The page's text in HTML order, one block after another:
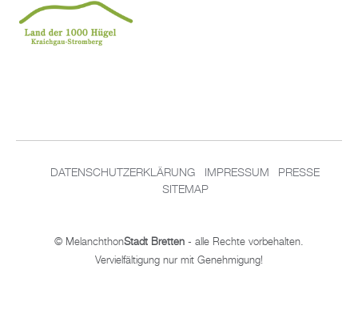
DATENSCHUTZERKLÄRUNG IMPRESSUM
PRESSE
SITEMAP
© MelanchthonStadt Bretten - alle Rechte vorbehalten.
Vervielfältigung nur mit Genehmigung!